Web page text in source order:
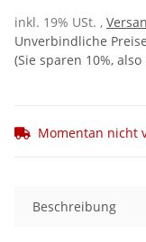
inkl. 19% USt. ,
Unverbindliche
(Sie sparen 10%, also
Momentan nicht
Beschreibung